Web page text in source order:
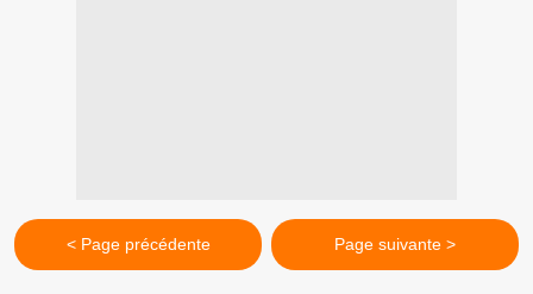
< Page précédente Page suivante >